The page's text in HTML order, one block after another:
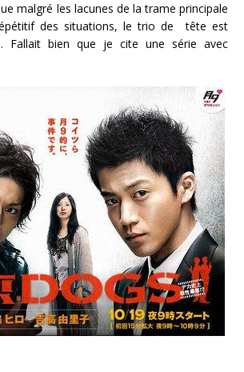
malgré les lacunes de la trame principale
des situations, le trio de tête est
Fallait bien que je cite une série avec